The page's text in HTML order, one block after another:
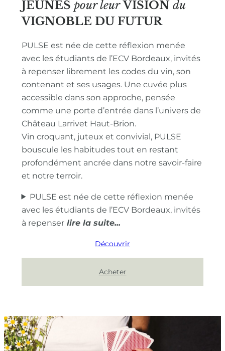
JEUNES pour leur VISION du
VIGNOBLE DU FUTUR
PULSE est née de cette réflexion menée
avec les étudiants de l’ECV Bordeaux, invités
à repenser librement les codes du vin, son
contenant et ses usages. Une cuvée plus
accessible dans son approche, pensée
comme une porte d’entrée dans l’univers de
Château Larrivet Haut-Brion.
Vin croquant, juteux et convivial, PULSE
bouscule les habitudes tout en restant
profondément ancrée dans notre savoir-faire
et notre terroir.
PULSE est née de cette réflexion menée
avec les étudiants de l’ECV Bordeaux, invités
à repenser
Découvrir
Acheter